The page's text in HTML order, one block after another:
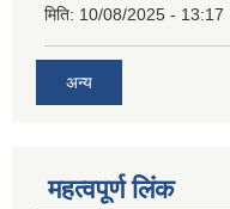
मिति: 10/08/2025 - 13:17
अन्य
महत्वपूर्ण लिंक